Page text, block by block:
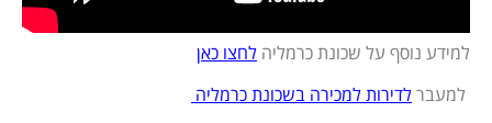
למידע נוסף על שכונת כרמליה לחצו כאן
למעברלדירות למכירה בשכונת כרמליה